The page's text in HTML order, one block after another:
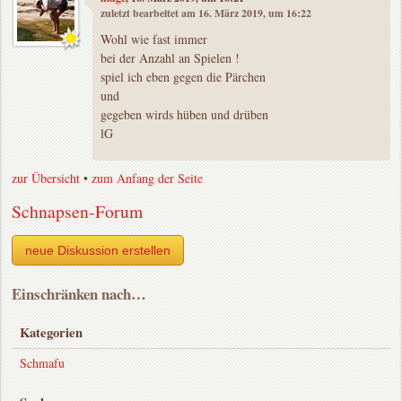
zuletzt bearbeitet am 16. März 2019, um 16:22
Wohl wie fast immer
bei der Anzahl an Spielen !
spiel ich eben gegen die Pärchen
und
gegeben wirds hüben und drüben
lG
zur Übersicht •zum Anfang der Seite
Schnapsen-Forum
neue Diskussion erstellen
Einschränken nach…
Kategorien
Schmafu